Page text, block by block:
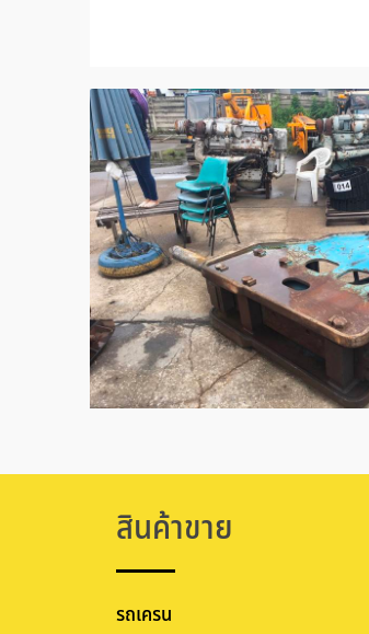
สินค้าขาย
รถเครน
รถตัก
รถขุด
รถบดถนน
รถดัน
รถโฟล์คลิฟท์
รถการเกษตร
สินค้าเบ็ดเตล็ด
เครนกระเช้า (HORYONG)